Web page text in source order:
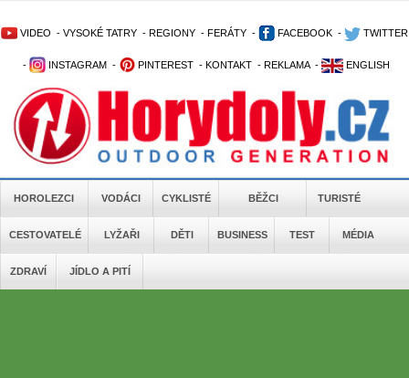
VIDEO - VYSOKÉ TATRY - REGIONY - FERÁTY - FACEBOOK - TWITTER
- INSTAGRAM - PINTEREST - KONTAKT - REKLAMA - ENGLISH
HOROLEZCI VODÁCI CYKLISTÉ BĚŽCI TURISTÉ
CESTOVATELÉ LYŽAŘI DĚTI BUSINESS TEST MÉDIA
ZDRAVÍ JÍDLO A PITÍ